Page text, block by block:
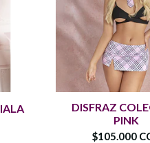
DISFRAZ
PINK
$105.000